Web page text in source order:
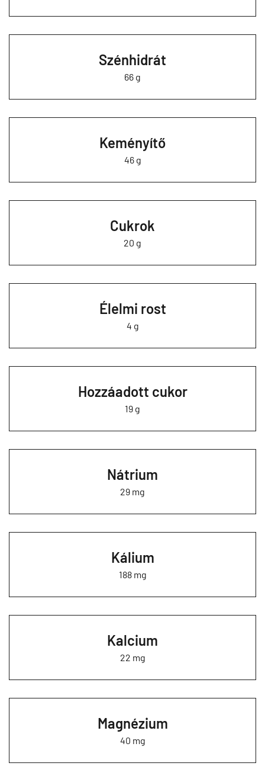
Szénhidrát
66 g
Keményítő
46 g
Cukrok
20 g
Élelmi rost
4 g
Hozzáadott cukor
19 g
Nátrium
29 mg
Kálium
188 mg
Kalcium
22 mg
Magnézium
40 mg